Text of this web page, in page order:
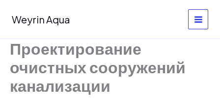
content
Weyrin Aqua
Проектирование
очистных сооружений
канализации